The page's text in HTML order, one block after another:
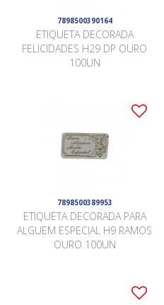
7898500390164
ETIQUETA DECORADA
FELICIDADES H29 DP OURO
100UN
7898500389953
ETIQUETA DECORADA PARA
ALGUEM ESPECIAL H9 RAMOS
OURO 100UN